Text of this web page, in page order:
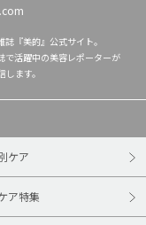
『美的』公式サイト。
で活躍中の美容レポーターが
ます。
ケア
ア特集